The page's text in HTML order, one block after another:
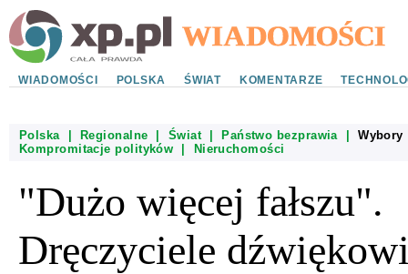
WIADOMOŚCI POLSKA ŚWIAT KOMENTARZE
Polska| Regionalne Świat| Państwo bezprawia|Wybory
Kompromitacje polityków
Nieruchomości
"Dużo więcej fałszu".
Dręczyciele